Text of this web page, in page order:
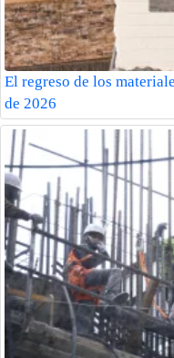
El regreso de los
de 2026